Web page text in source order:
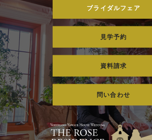
ブライダルフェア
見学予約
資料請求
問い合わせ